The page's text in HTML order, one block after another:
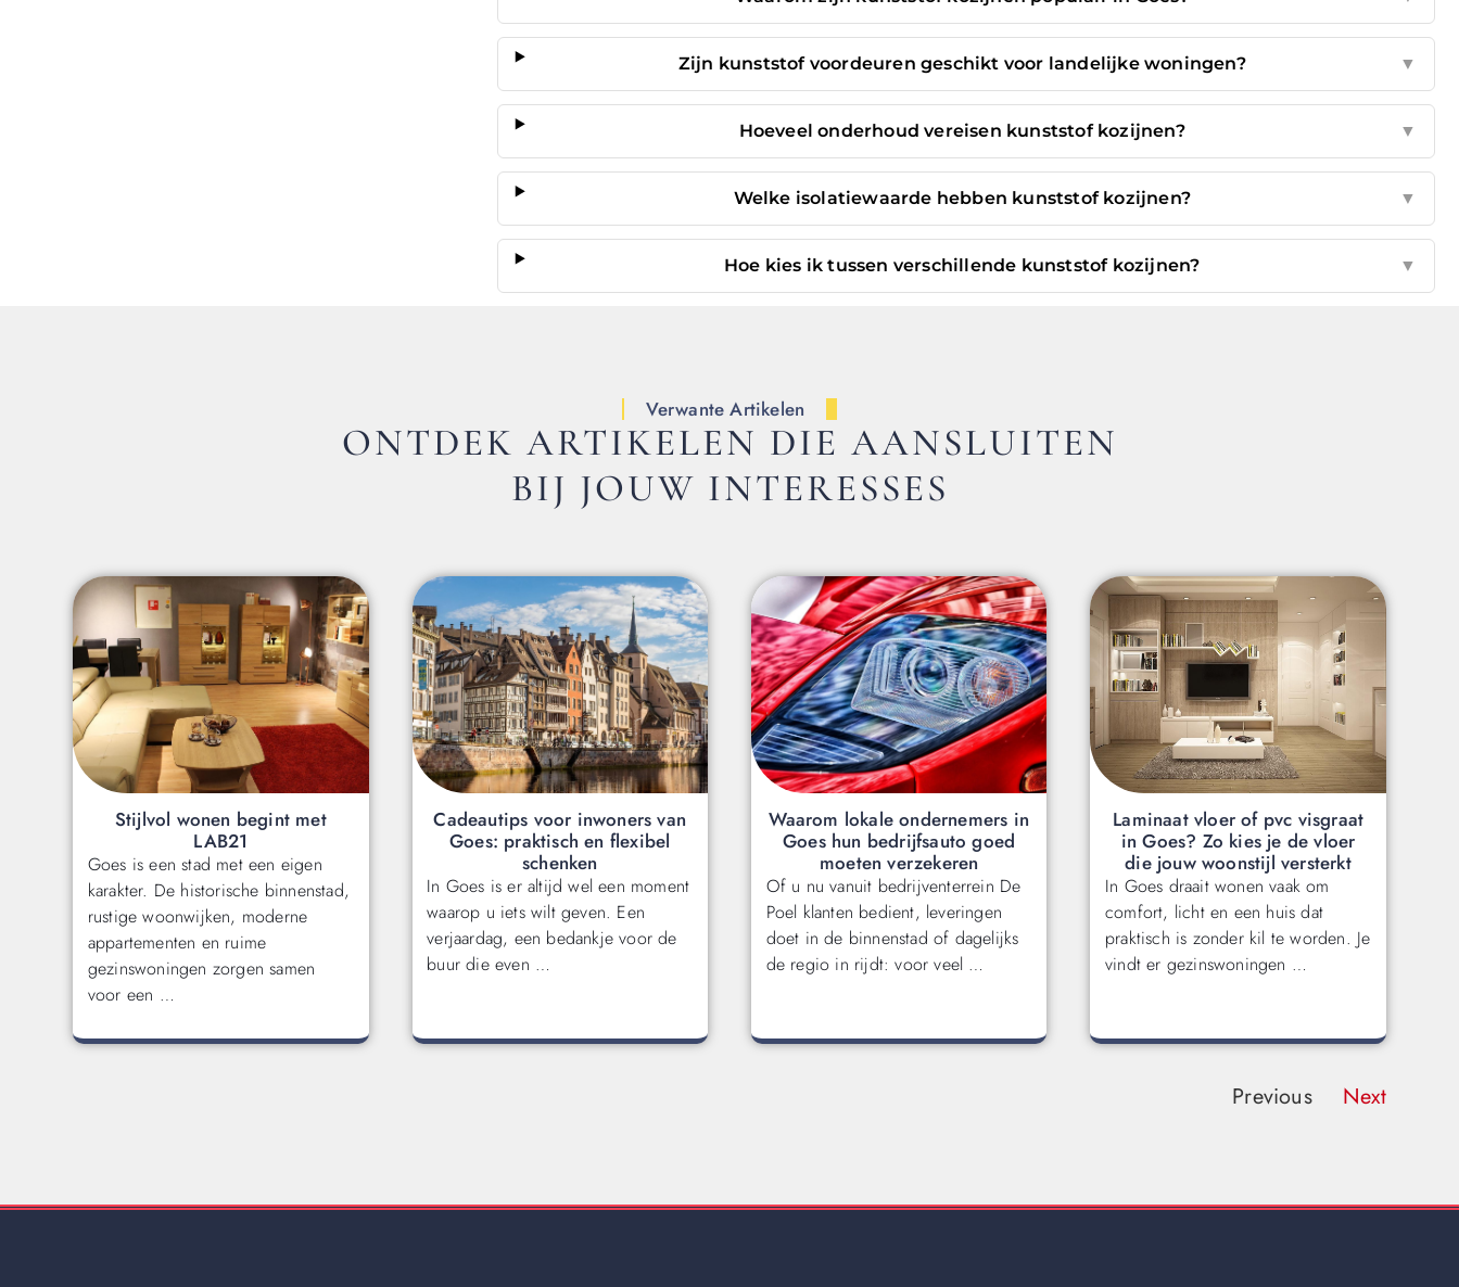
Zijn kunststof voordeuren geschikt voor landelijke woningen? ▼
Hoeveel onderhoud vereisen kunststof kozijnen? ▼
Welke isolatiewaarde hebben kunststof kozijnen? ▼
Hoe kies ik tussen verschillende kunststof kozijnen? ▼
Verwante Artikelen
ONTDEK ARTIKELEN DIE AANSLUITEN
BIJ JOUW INTERESSES
Stijlvol wonen begint met
LAB21
Goes is een stad met een eigen
karakter. De historische binnenstad,
rustige woonwijken, moderne
appartementen en ruime
gezinswoningen zorgen samen
voor een …
Cadeautips voor inwoners van
Goes: praktisch en flexibel
schenken
In Goes is er altijd wel een moment
waarop u iets wilt geven. Een
verjaardag, een bedankje voor de
buur die even …
Waarom lokale ondernemers in
Goes hun bedrijfsauto goed
moeten verzekeren
Of u nu vanuit bedrijventerrein De
Poel klanten bedient, leveringen
doet in de binnenstad of dagelijks
de regio in rijdt: voor veel …
Laminaat vloer of pvc visgraat
in Goes? Zo kies je de vloer
die jouw woonstijl versterkt
In Goes draait wonen vaak om
comfort, licht en een huis dat
praktisch is zonder kil te worden. Je
vindt er gezinswoningen …
Previous Next